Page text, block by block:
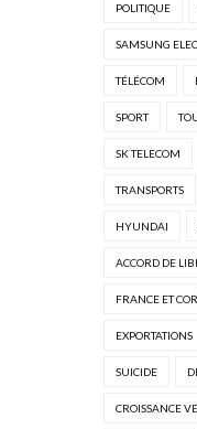
POLITIQUE
SAMSUNG
TÉLÉCOM
SPORT
SK TELECOM
TRANSPORTS
HYUNDAI
ACCORD DE
FRANCE ET
EXPORTATIONS
SUICIDE
CROISSANCE